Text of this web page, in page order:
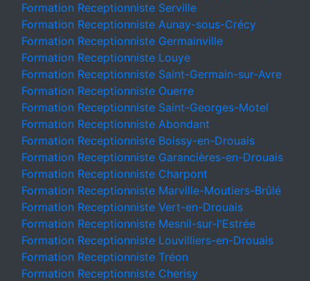
Formation Receptionniste Serville
Formation Receptionniste Aunay-sous-Crécy
Formation Receptionniste Germainville
Formation Receptionniste Louye
Formation Receptionniste Saint-Germain-sur-Avre
Formation Receptionniste Ouerre
Formation Receptionniste Saint-Georges-Motel
Formation Receptionniste Abondant
Formation Receptionniste Boissy-en-Drouais
Formation Receptionniste Garancières-en-Drouais
Formation Receptionniste Charpont
Formation Receptionniste Marville-Moutiers-Brûlé
Formation Receptionniste Vert-en-Drouais
Formation Receptionniste Mesnil-sur-l'Estrée
Formation Receptionniste Louvilliers-en-Drouais
Formation Receptionniste Tréon
Formation Receptionniste Cherisy